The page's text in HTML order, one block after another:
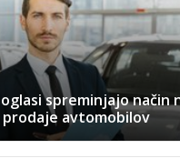
spreminjajo način
prodaje avtomobilov